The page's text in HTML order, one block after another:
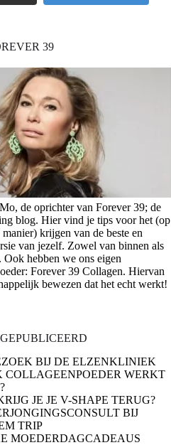
39
de oprichter van Forever 39; de
blog. Hier vind je tips voor het (op
manier) krijgen van de beste en
van jezelf. Zowel van binnen als
Ook hebben we ons eigen
Forever 39 Collagen. Hiervan
bewezen dat het echt werkt!
BIJ DE ELZENKLINIEK
COLLAGEENPOEDER WERKT
JE JE V-SHAPE TERUG?
BIJ
TRIP
MOEDERDAGCADEAUS